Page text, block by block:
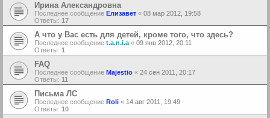
Ирина Александровна
Последнее сообщение Елизавет « 08 мар 2012, 19:58
Ответы: 17
А что у Вас есть для детей, кроме того, что здесь?
Последнее сообщение t.a.n.i.a « 09 янв 2012, 20:11
Ответы: 1
FAQ
Последнее сообщение Majestio « 24 сен 2011, 20:17
Ответы: 11
Письма ЛС
Последнее сообщение Roli « 14 авг 2011, 19:49
Ответы: 10